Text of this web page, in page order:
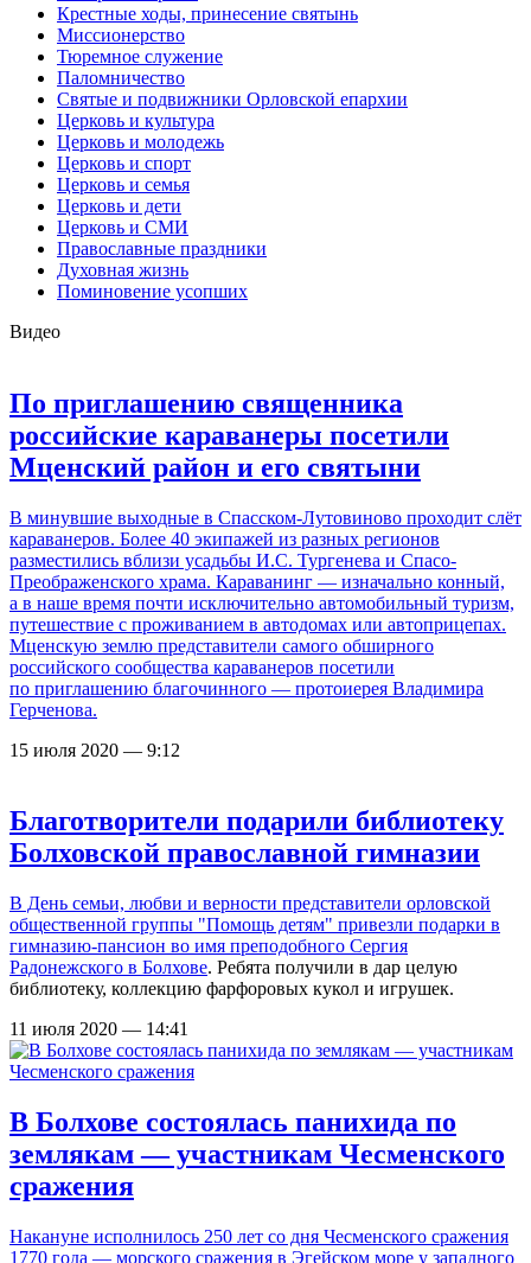
Крестные ходы, принесение святынь
Миссионерство
Тюремное служение
Паломничество
Святые и подвижники Орловской епархии
Церковь и культура
Церковь и молодежь
Церковь и спорт
Церковь и семья
Церковь и дети
Церковь и СМИ
Православные праздники
Духовная жизнь
Поминовение усопших
Видео
По приглашению священника
российские караванеры посетили
Мценский район и его святыни
В минувшие выходные в Спасском-Лутовиново проходит слёт
караванеров. Более 40 экипажей из разных регионов
разместились вблизи усадьбы И.С. Тургенева и Спасо-
Преображенского храма. Караванинг — изначально конный,
а в наше время почти исключительно автомобильный туризм,
путешествие с проживанием в автодомах или автоприцепах.
Мценскую землю представители самого обширного
российского сообщества караванеров посетили
по приглашению благочинного — протоиерея Владимира
Герченова.
15 июля 2020 — 9:12
Благотворители подарили библиотеку
Болховской православной гимназии
В День семьи, любви и верности представители орловской
общественной группы "Помощь детям" привезли подарки в
гимназию-пансион во имя преподобного Сергия
Радонежского в Болхове. Ребята получили в дар целую
библиотеку, коллекцию фарфоровых кукол и игрушек.
11 июля 2020 — 14:41
В Болхове состоялась панихида по
землякам — участникам Чесменского
сражения
Накануне исполнилось 250 лет со дня Чесменского сражения
1770 года — морского сражения в Эгейском море у западного